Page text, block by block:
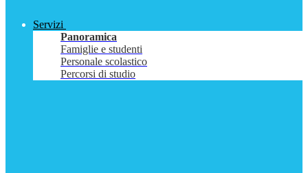
Servizi
Panoramica
Famiglie e studenti
Personale scolastico
Percorsi di studio